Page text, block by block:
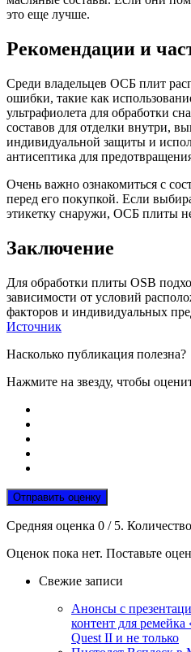
это еще лучше.
Рекомендации и
Среди владельцев ОСБ плит
ошибки, такие как
ультрафиолета для обработки
составов для отделки внутри,
индивидуальной защиты и
антисептика для
Очень важно ознакомиться с
перед его покупкой. Если
этикетку снаружи, ОСБ плиты
Заключение
Для обработки плиты OSB
зависимости от условий
факторов и индивидуальных
Источник
Насколько публикация полезна?
Нажмите на звезду, чтобы
Отправить оценку
Средняя оценка 0 / 5.
Оценок пока нет. Поставьте
Свежие записи
Анонсы с
контент для
Quest II и не только